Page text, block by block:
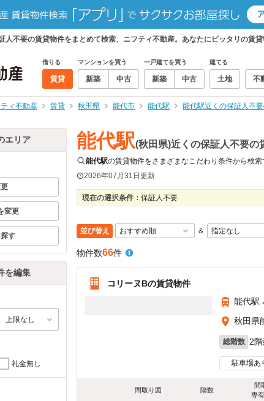
人不要の賃貸物件をまとめて検索、ニフティ不動産。あなたにピッタリの賃貸
借りる
賃貸
マンションを買う
新築 中古
一戸建てを買う
新築 中古
建てる
土地 不
ィ不動産 賃貸 秋田県 能代市 能代駅 能代駅近くの保証人不
エリア
変更
す
を編集
礼金無し
能代駅(秋田県)近くの保証人不要の
能代駅の賃貸物件をさまざまなこだわり条件から検索
2026年07月31日更新
現在の選択条件： 保証人不要
並び替え ＆
物件数66件
コリーヌBの賃貸物件
能代駅
秋田県
総階数 2
駐車場あ
間取り図 階数
間
専